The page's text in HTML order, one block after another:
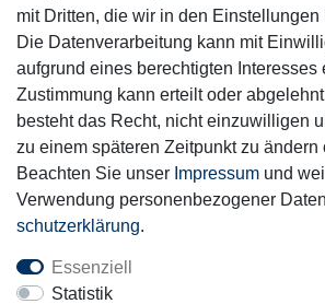
Motor-Fit
© Copyright 2026 | Alle Rechte
mit Dritten, die wir in den Einstellungen
Die Datenverarbeitung kann mit
aufgrund eines berechtigten Interesses
Zustimmung kann erteilt oder
besteht das Recht, nicht einzuwilligen
zu einem späteren Zeitpunkt zu ändern
Beachten Sie unser Impressum und
Verwendung personenbezogener
schutz­erklärung.
Essenziell
Statistik